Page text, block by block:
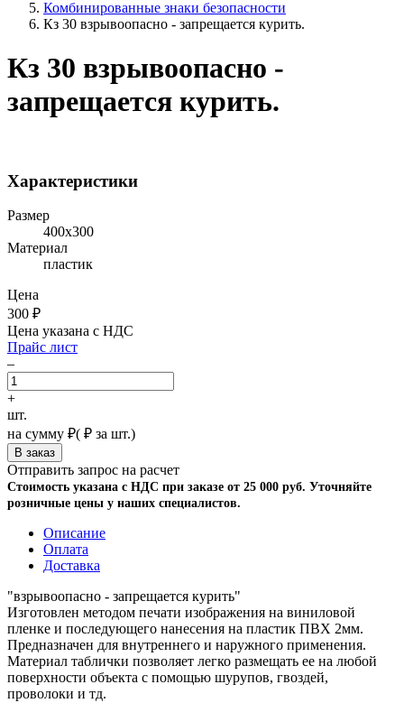
Комбинированные знаки безопасности
Кз 30 взрывоопасно - запрещается курить.
Кз 30 взрывоопасно -
запрещается курить.
Характеристики
Размер
400х300
Материал
пластик
Цена
300 ₽
Цена указана с НДС
Прайс лист
–
+
шт.
на сумму ₽( ₽ за шт.)
Отправить запрос на расчет
Стоимость указана с НДС при заказе от 25 000 руб. Уточняйте
розничные цены у наших специалистов.
Описание
Оплата
Доставка
"взрывоопасно - запрещается курить"
Изготовлен методом печати изображения на виниловой
пленке и последующего нанесения на пластик ПВХ 2мм.
Предназначен для внутреннего и наружного применения.
Материал таблички позволяет легко размещать ее на любой
поверхности объекта с помощью шурупов, гвоздей,
проволоки и тд.